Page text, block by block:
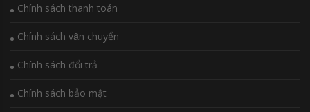
Chính sách thanh toán
Chính sách vận chuyển
Chính sách đổi trả
Chính sách bảo mật